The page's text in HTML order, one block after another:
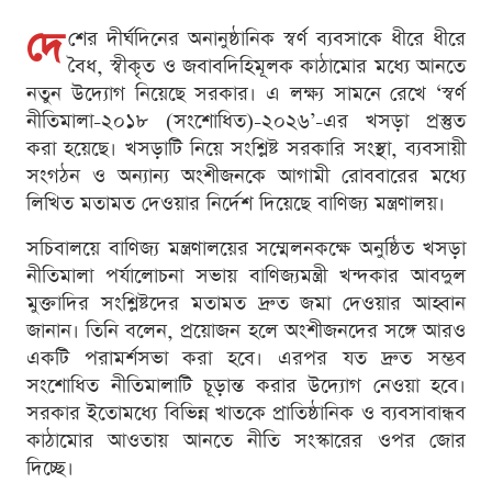
দে শের দীর্ঘদিনের অনানুষ্ঠানিক স্বর্ণ ব্যবসাকে ধীরে ধীরে
বৈধ, স্বীকৃত ও জবাবদিহিমূলক কাঠামোর মধ্যে আনতে
নতুন উদ্যোগ নিয়েছে সরকার। এ লক্ষ্য সামনে রেখে ‘স্বর্ণ
নীতিমালা-২০১৮ (সংশোধিত)-২০২৬’-এর খসড়া প্রস্তুত
করা হয়েছে। খসড়াটি নিয়ে সংশ্লিষ্ট সরকারি সংস্থা, ব্যবসায়ী
সংগঠন ও অন্যান্য অংশীজনকে আগামী রোববারের মধ্যে
লিখিত মতামত দেওয়ার নির্দেশ দিয়েছে বাণিজ্য মন্ত্রণালয়।
সচিবালয়ে বাণিজ্য মন্ত্রণালয়ের সম্মেলনকক্ষে অনুষ্ঠিত খসড়া
নীতিমালা পর্যালোচনা সভায় বাণিজ্যমন্ত্রী খন্দকার আবদুল
মুক্তাদির সংশ্লিষ্টদের মতামত দ্রুত জমা দেওয়ার আহ্বান
জানান। তিনি বলেন, প্রয়োজন হলে অংশীজনদের সঙ্গে আরও
একটি পরামর্শসভা করা হবে। এরপর যত দ্রুত সম্ভব
সংশোধিত নীতিমালাটি চূড়ান্ত করার উদ্যোগ নেওয়া হবে।
সরকার ইতোমধ্যে বিভিন্ন খাতকে প্রাতিষ্ঠানিক ও ব্যবসাবান্ধব
কাঠামোর আওতায় আনতে নীতি সংস্কারের ওপর জোর
দিচ্ছে।